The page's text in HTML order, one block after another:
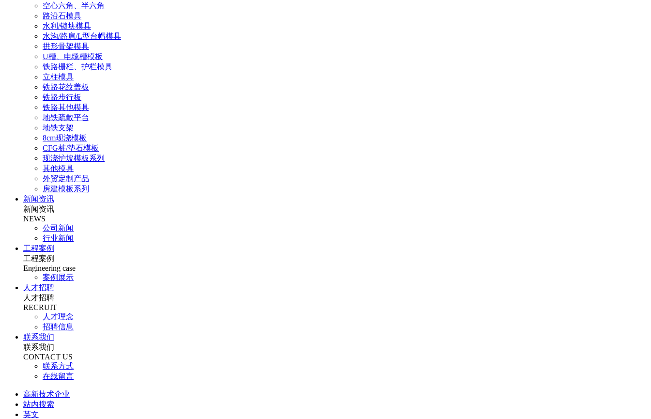
空心六角、半六角
路沿石模具
水利/锁块模具
水沟/路肩/L型台帽模具
拱形骨架模具
U槽、电缆槽模板
铁路栅栏、护栏模具
立柱模具
铁路花纹盖板
铁路步行板
铁路其他模具
地铁疏散平台
地铁支架
8cm现浇模板
CFG桩/垫石模板
现浇护坡模板系列
其他模具
外贸定制产品
房建模板系列
新闻资讯
新闻资讯
NEWS
公司新闻
行业新闻
工程案例
工程案例
Engineering case
案例展示
人才招聘
人才招聘
RECRUIT
人才理念
招聘信息
联系我们
联系我们
CONTACT US
联系方式
在线留言
高新技术企业
站内搜索
英文